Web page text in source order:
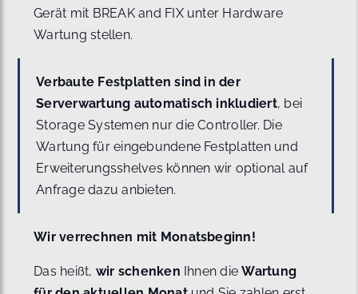
Gerät mit BREAK and FIX unter Hardware
Wartung stellen.
Verbaute Festplatten sind in der
Serverwartung automatisch inkludiert, bei
Storage Systemen nur die Controller. Die
Wartung für eingebundene Festplatten und
Erweiterungsshelves können wir optional auf
Anfrage dazu anbieten.
Wir verrechnen mit Monatsbeginn!
Das heißt, wir schenken Ihnen dieWartung